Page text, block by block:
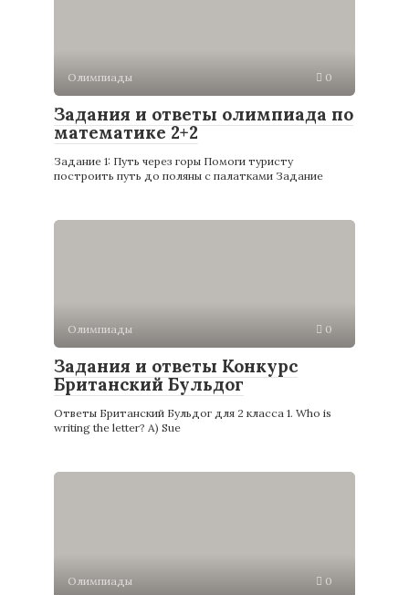
Олимпиады 0
Задания и ответы олимпиада по
математике 2+2
Задание 1: Путь через горы Помоги туристу
построить путь до поляны с палатками Задание
Олимпиады 0
Задания и ответы Конкурс
Британский Бульдог
Ответы Британский Бульдог для 2 класса 1. Who is
writing the letter? A) Sue
Олимпиады 0